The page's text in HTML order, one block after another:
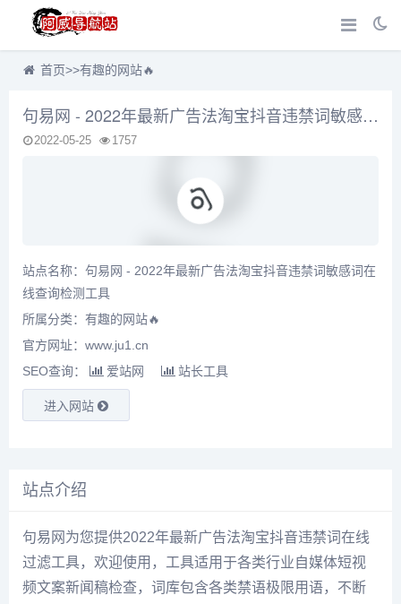
首页>>有趣的网站🔥
句易网 - 2022年最新广告法淘宝抖音违禁词敏感词在线查询检测工具
2022-05-25 1757
站点名称：句易网 - 2022年最新广告法淘宝抖音违禁词敏感词在
线查询检测工具
所属分类： 有趣的网站🔥
官方网址：www.ju1.cn
SEO查询：
爱站网 站长工具
进入网站
站点介绍
句易网为您提供2022年最新广告法淘宝抖音违禁词在线
过滤工具，欢迎使用，工具适用于各类行业自媒体短视
频文案新闻稿检查，词库包含各类禁语极限用语，不断